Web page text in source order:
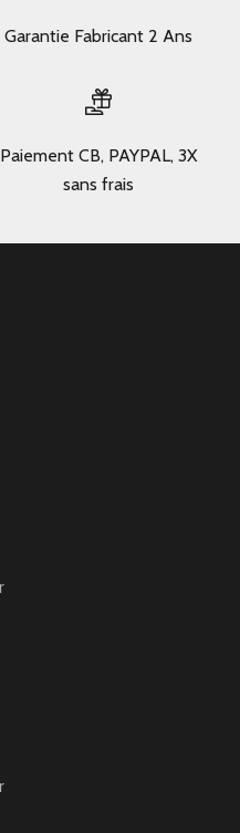
Garantie Fabricant 2 Ans
Paiement CB, PAYPAL, 3X
sans frais